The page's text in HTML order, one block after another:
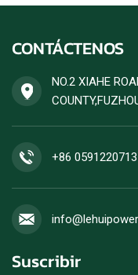
CONTÁCTENOS
NO.2 XIAHE
+86
Suscribir